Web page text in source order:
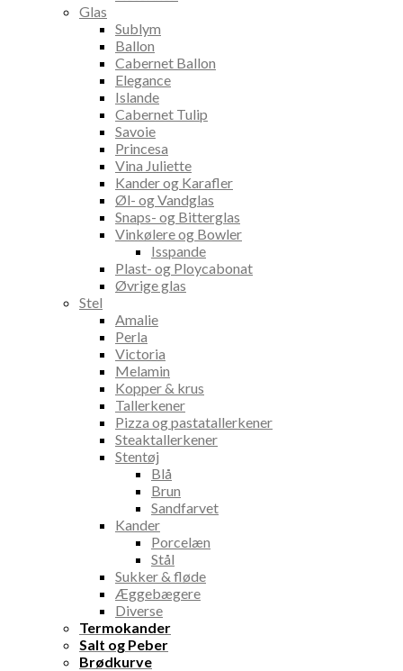
Glas
Sublym
Ballon
Cabernet Ballon
Elegance
Islande
Cabernet Tulip
Savoie
Princesa
Vina Juliette
Kander og Karafler
Øl- og Vandglas
Snaps- og Bitterglas
Vinkølere og Bowler
Isspande
Plast- og Ploycabonat
Øvrige glas
Stel
Amalie
Perla
Victoria
Melamin
Kopper & krus
Tallerkener
Pizza og pastatallerkener
Steaktallerkener
Stentøj
Blå
Brun
Sandfarvet
Kander
Porcelæn
Stål
Sukker & fløde
Æggebægere
Diverse
Termokander
Salt og Peber
Brødkurve